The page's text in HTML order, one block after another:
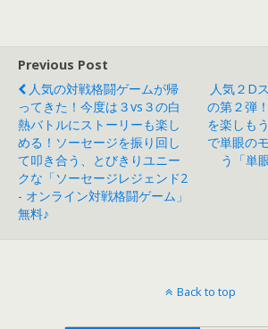
er
d
s
Previous Post
人気の対戦格闘ゲームが帰
ってきた！今度は３vs３の白
熱バトルにストーリーも楽し
める！ソーセージを振り回し
て叩き合う、とびきりユニー
クな「ソーセージレジェンド2
- オンライン対戦格闘ゲーム」
無料♪
人気２D
の第２弾
を楽しも
で単眼の
う「単
Back to top